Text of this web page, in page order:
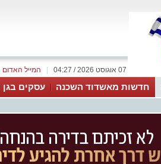
המייל האדום 07 אוגוסט 2026 / 04:27
חדשות מאשדוד השכנה עסקים בגן